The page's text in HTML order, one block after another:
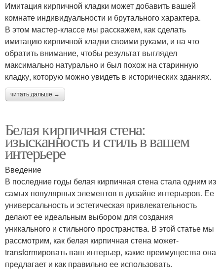
Имитация кирпичной кладки может добавить вашей
комнате индивидуальности и брутального характера.
В этом мастер-классе мы расскажем, как сделать
имитацию кирпичной кладки своими руками, и на что
обратить внимание, чтобы результат выглядел
максимально натурально и был похож на старинную
кладку, которую можно увидеть в исторических зданиях.
читать дальше →
Белая кирпичная стена:
изысканность и стиль в вашем
интерьере
Введение
В последние годы белая кирпичная стена стала одним из
самых популярных элементов в дизайне интерьеров. Ее
универсальность и эстетическая привлекательность
делают ее идеальным выбором для создания
уникального и стильного пространства. В этой статье мы
рассмотрим, как белая кирпичная стена может-
transformировать ваш интерьер, какие преимущества она
предлагает и как правильно ее использовать.